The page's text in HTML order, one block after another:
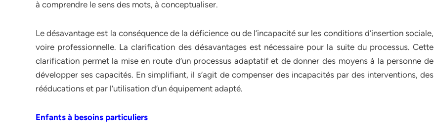
à comprendre le sens des mots, à conceptualiser.
Le désavantage est la conséquence de la déficience ou de l’incapacité sur les conditions d’insertion sociale,
voire professionnelle. La clarification des désavantages est nécessaire pour la suite du processus. Cette
clarification permet la mise en route d’un processus adaptatif et de donner des moyens à la personne de
développer ses capacités. En simplifiant, il s’agit de compenser des incapacités par des interventions, des
rééducations et par l’utilisation d’un équipement adapté.
Enfants à besoins particuliers